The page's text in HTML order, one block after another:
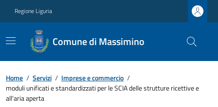
Regione Liguria
Comune di Massimino
Home / Servizi / Imprese e commercio /
moduli unificati e standardizzati per le SCIA delle strutture ricettive e
all'aria aperta